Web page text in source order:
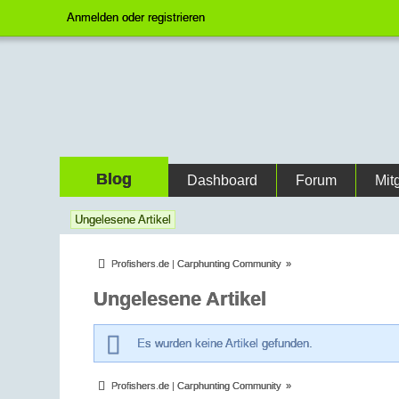
Anmelden oder registrieren
Blog Dashboard Forum
Ungelesene Artikel
Profishers.de | Carphunting Community »
Ungelesene Artikel
Es wurden keine Artikel gefunden.
Profishers.de | Carphunting Community »